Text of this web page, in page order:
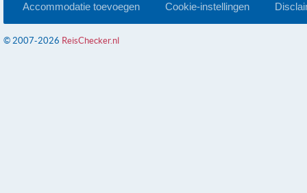
Accommodatie toevoegen Cookie-instellingen
© 2007-2026 ReisChecker.nl